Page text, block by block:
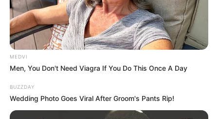
da série na TV.
-ad3
O episódio final do dorama “Febre de Primavera” (“Spring Fever”,
MEDVI
Men, You Don't Need Viagra If You Do This Once A Day
BUZZDAY
Wedding Photo Goes Viral After Groom's Pants Rip!